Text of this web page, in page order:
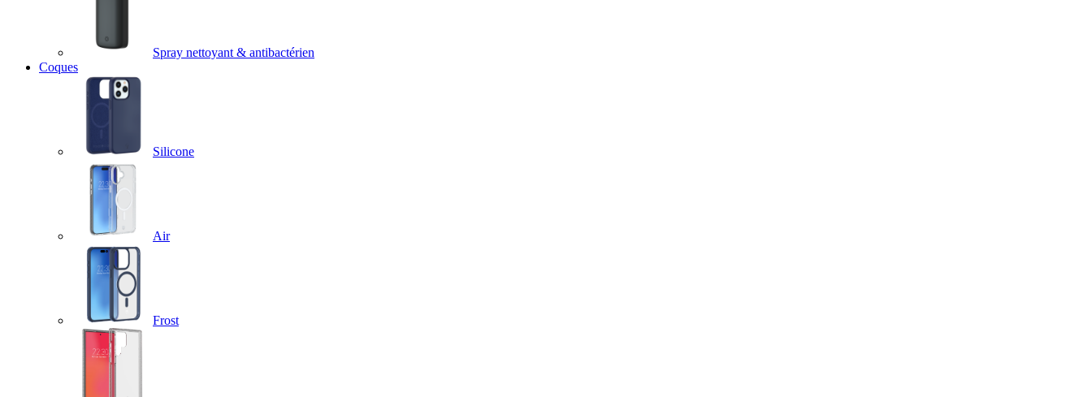
Spray nettoyant & antibactérien
Coques
Silicone
Air
Frost